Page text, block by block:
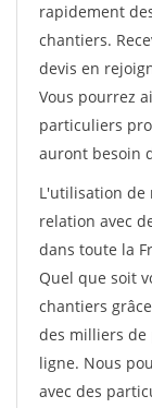
rapidement
chantiers.
devis en
Vous pourrez
particuliers
auront besoin
L'utilisation de
relation avec
dans toute la
Quel que soit
chantiers
des milliers de
ligne. Nous
avec des